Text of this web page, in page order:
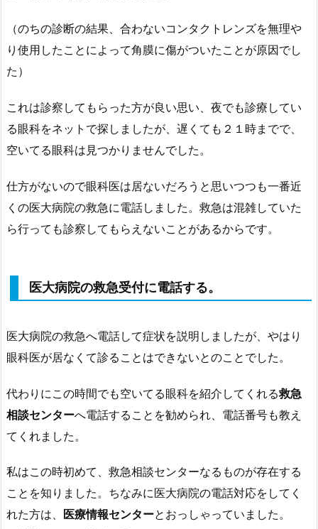
（のちの診断の結果、合わないコンタクトレンズを無理や
り使用したことによって角膜に傷がついたことが原因でし
た）
これは診察してもらった方が良い思い、夜でも診療してい
る眼科をネットで探しましたが、遅くても２１時までで、
空いてる眼科は見つかりませんでした。
仕方がないので眼科医は居ないだろうと思いつつも一番近
くの医大病院の救急に電話しました。救急は混雑していた
ら行っても診察してもらえないことがあるからです。
医大病院の救急受付に電話する。
医大病院の救急へ電話して症状を説明しましたが、やはり
眼科医が居なくて診ることはできないとのことでした。
代わりにこの時間でも空いてる眼科を紹介してくれる救急
相談センターへ電話することを勧められ、電話番号も教え
てくれました。
私はこの時初めて、救急相談センターなるものが存在する
ことを知りました。ちなみに医大病院の電話対応をしてく
れた方は、
医療情報センターとおっしゃっていました。